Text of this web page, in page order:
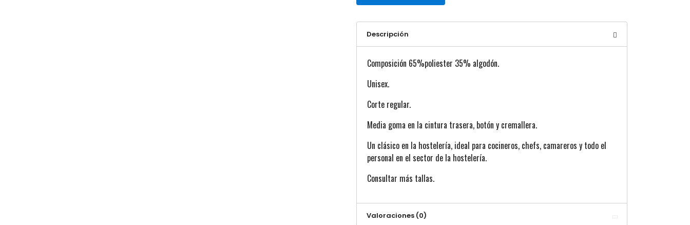
Descripción
Composición 65%poliester 35% algodón.
Unisex.
Corte regular.
Media goma en la cintura trasera, botón y cremallera.
Un clásico en la hostelería, ideal para cocineros, chefs, camareros y todo el
personal en el sector de la hostelería.
Consultar más tallas.
Valoraciones (0)